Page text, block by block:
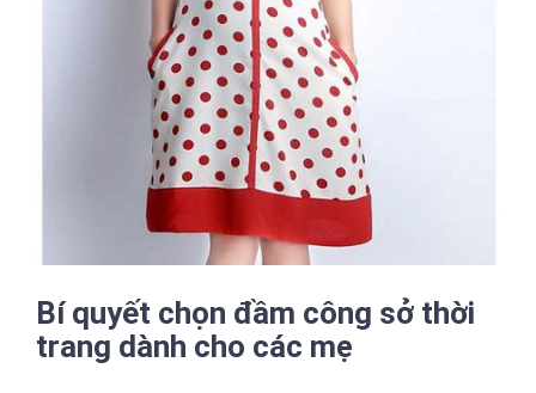
Bí quyết chọn đầm công sở thời
trang dành cho các mẹ